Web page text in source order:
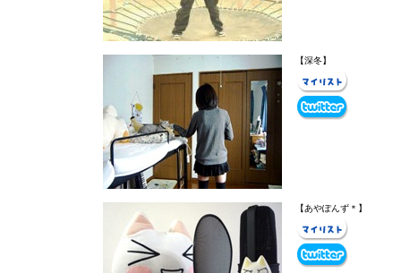
【深冬】
【あやぽんず＊】